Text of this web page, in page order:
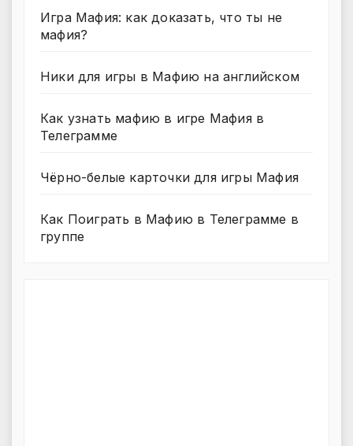
Игра Мафия: как доказать, что ты не
мафия?
Ники для игры в Мафию на английском
Как узнать мафию в игре Мафия в
Телеграмме
Чёрно-белые карточки для игры Мафия
Как Поиграть в Мафию в Телеграмме в
группе